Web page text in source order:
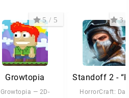
Growtopia
Growtopia — 2D-
5 / 5
HorrorCraft: